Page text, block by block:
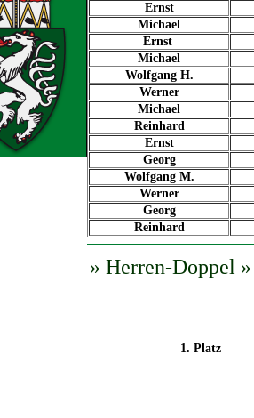
Ernst
Michael
Ernst
Michael
Wolfgang H.
Werner
Michael
Reinhard
Ernst
Georg
Wolfgang M.
Werner
Georg
Reinhard
» Herren-Doppel
1. Platz